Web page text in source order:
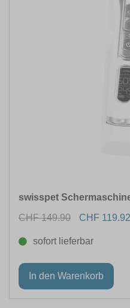
swisspet
CHF 149.90
CHF 119.92
sofort lieferbar